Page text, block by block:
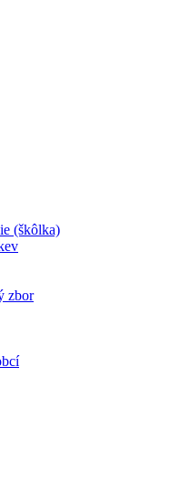
(škôlka)
zbor